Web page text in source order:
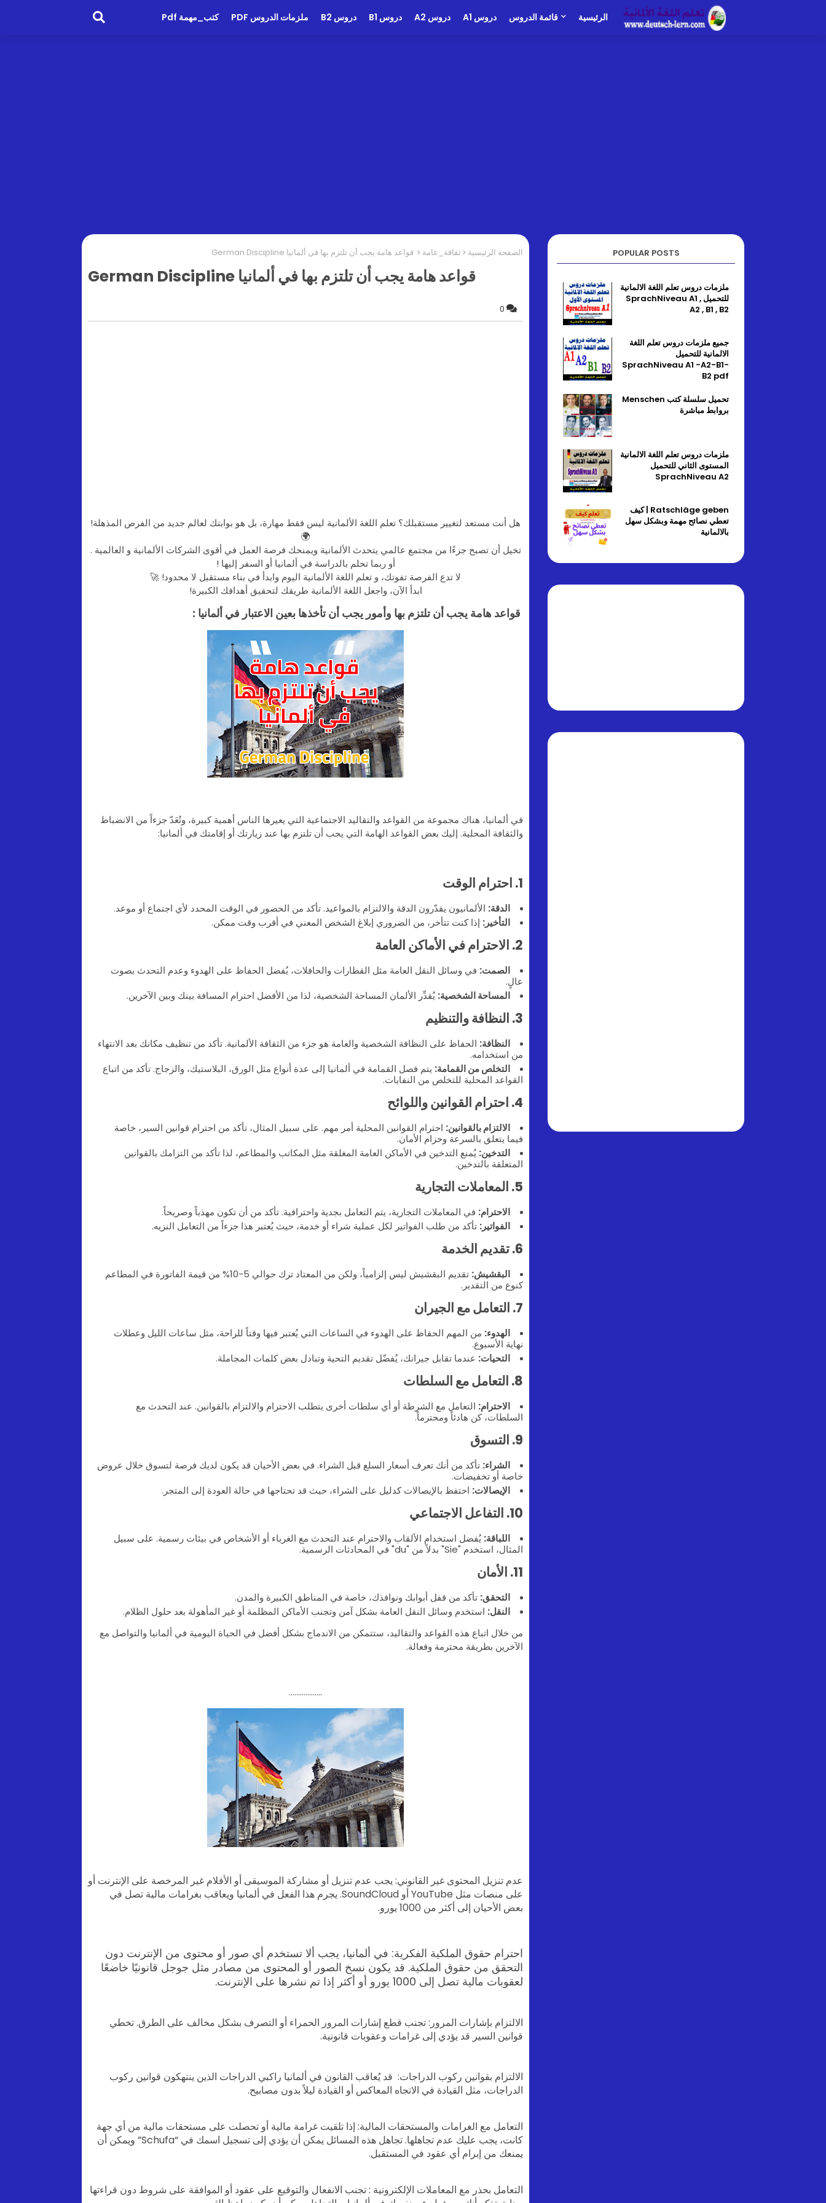
الرئيسية قائمة الدروس دروس A1 دروس A2 دروس B1 دروس B2 ملزمات الدروس PDF كتب_مهمة Pdf
الصفحة الرئيسية ثقافة_عامة قواعد هامة يجب أن تلتزم بها في ألمانيا German Discipline
قواعد هامة يجب أن تلتزم بها في ألمانيا German Discipline
هل أنت مستعد لتغيير مستقبلك؟ تعلم اللغة الألمانية ليس فقط مهارة، بل هو بوابتك لعالم جديد من الفرص المذهلة!
🌍
تخيل أن تصبح جزءًا من مجتمع عالمي يتحدث الألمانية ويمنحك فرصة العمل في أقوى الشركات الألمانية و العالمية .
أو ربما تحلم بالدراسة في ألمانيا أو السفر إليها !
لا تدع الفرصة تفوتك، و تعلم اللغة الألمانية اليوم وابدأ في بناء مستقبل لا محدود! 🚀
ابدأ الآن، واجعل اللغة الألمانية طريقك لتحقيق أهدافك الكبيرة!
قواعد هامة يجب أن تلتزم بها وأمور يجب أن تأخذها بعين الاعتبار في ألمانيا :
في ألمانيا، هناك مجموعة من القواعد والتقاليد الاجتماعية التي يعيرها الناس أهمية كبيرة، وتُعَدّ جزءاً من الانضباط
والثقافة المحلية. إليك بعض القواعد الهامة التي يجب أن تلتزم بها عند زيارتك أو إقامتك في ألمانيا:
1. احترام الوقت
الدقة: الألمانيون يقدّرون الدقة والالتزام بالمواعيد. تأكد من الحضور في الوقت المحدد لأي اجتماع أو موعد.
التأخير: إذا كنت تتأخر، من الضروري إبلاغ الشخص المعني في أقرب وقت ممكن.
2. الاحترام في الأماكن العامة
الصمت: في وسائل النقل العامة مثل القطارات والحافلات، يُفضل الحفاظ على الهدوء وعدم التحدث بصوت
عالٍ.
المساحة الشخصية: يُقدِّر الألمان المساحة الشخصية، لذا من الأفضل احترام المسافة بينك وبين الآخرين.
3. النظافة والتنظيم
النظافة: الحفاظ على النظافة الشخصية والعامة هو جزء من الثقافة الألمانية. تأكد من تنظيف مكانك بعد الانتهاء
من استخدامه.
التخلص من القمامة: يتم فصل القمامة في ألمانيا إلى عدة أنواع مثل الورق، البلاستيك، والزجاج. تأكد من اتباع
القواعد المحلية للتخلص من النفايات.
4. احترام القوانين واللوائح
الالتزام بالقوانين: احترام القوانين المحلية أمر مهم. على سبيل المثال، تأكد من احترام قوانين السير، خاصة
فيما يتعلق بالسرعة وحزام الأمان.
التدخين: يُمنع التدخين في الأماكن العامة المغلقة مثل المكاتب والمطاعم، لذا تأكد من التزامك بالقوانين
المتعلقة بالتدخين.
5. المعاملات التجارية
الاحترام: في المعاملات التجارية، يتم التعامل بجدية واحترافية. تأكد من أن تكون مهذباً وصريحاً.
الفواتير: تأكد من طلب الفواتير لكل عملية شراء أو خدمة، حيث يُعتبر هذا جزءاً من التعامل النزيه.
6. تقديم الخدمة
البقشيش:
تقديم البقشيش ليس إلزامياً، ولكن من المعتاد ترك حوالي 5-10% من قيمة الفاتورة في المطاعم
كنوع من التقدير.
7. التعامل مع الجيران
الهدوء: من المهم الحفاظ على الهدوء في الساعات التي يُعتبر فيها وقتاً للراحة، مثل ساعات الليل وعطلات
نهاية الأسبوع.
التحيات: عندما تقابل جيرانك، يُفضّل تقديم التحية وتبادل بعض كلمات المجاملة.
8. التعامل مع السلطات
الاحترام: التعامل مع الشرطة أو أي سلطات أخرى يتطلب الاحترام والالتزام بالقوانين. عند التحدث مع
السلطات، كن هادئاً ومحترماً.
9. التسوق
الشراء: تأكد من أنك تعرف أسعار السلع قبل الشراء. في بعض الأحيان قد يكون لديك فرصة لتسوق خلال عروض
خاصة أو تخفيضات.
الإيصالات: احتفظ بالإيصالات كدليل على الشراء، حيث قد تحتاجها في حالة العودة إلى المتجر.
10. التفاعل الاجتماعي
اللباقة: يُفضل استخدام الألقاب والاحترام عند التحدث مع الغرباء أو الأشخاص في بيئات رسمية. على سبيل
المثال، استخدم "Sie" بدلاً من "du" في المحادثات الرسمية.
11. الأمان
التحقق: تأكد من قفل أبوابك ونوافذك، خاصة في المناطق الكبيرة والمدن.
النقل: استخدم وسائل النقل العامة بشكل آمن وتجنب الأماكن المظلمة أو غير المأهولة بعد حلول الظلام.
من خلال اتباع هذه القواعد والتقاليد، ستتمكن من الاندماج بشكل أفضل في الحياة اليومية في ألمانيا والتواصل مع
الآخرين بطريقة محترمة وفعالة.
..................
عدم تنزيل المحتوى غير القانوني: يجب عدم تنزيل أو مشاركة الموسيقى أو الأفلام غير المرخصة على الإنترنت أو
على منصات مثل YouTube أو SoundCloud. يجرم هذا الفعل في ألمانيا ويعاقب بغرامات مالية تصل في
بعض الأحيان إلى أكثر من 1000 يورو.
احترام حقوق الملكية الفكرية: في ألمانيا، يجب ألا تستخدم أي صور أو محتوى من الإنترنت دون
التحقق من حقوق الملكية. قد يكون نسخ الصور أو المحتوى من مصادر مثل جوجل قانونيًا خاضعًا
لعقوبات مالية تصل إلى 1000 يورو أو أكثر إذا تم نشرها على الإنترنت.
الالتزام بإشارات المرور: تجنب قطع إشارات المرور الحمراء أو التصرف بشكل مخالف على الطرق. تخطي
قوانين السير قد يؤدي إلى غرامات وعقوبات قانونية.
الالتزام بقوانين ركوب الدراجات: قد يُعاقب القانون في ألمانيا راكبي الدراجات الذين ينتهكون قوانين ركوب
الدراجات، مثل القيادة في الاتجاه المعاكس أو القيادة ليلاً بدون مصابيح.
التعامل مع الغرامات والمستحقات المالية: إذا تلقيت غرامة مالية أو تحصلت على مستحقات مالية من أي جهة
كانت، يجب عليك عدم تجاهلها. تجاهل هذه المسائل يمكن أن يؤدي إلى تسجيل اسمك في “Schufa” ويمكن أن
يمنعك من إبرام أي عقود في المستقبل.
التعامل بحذر مع المعاملات الإلكترونية : تجنب الانفعال والتوقيع على عقود أو الموافقة على شروط دون قراءتها
POPULAR POSTS
ملزمات دروس تعلم اللغة الالمانية
للتحميل SprachNiveau A1 ,
A2 , B1 , B2
جميع ملزمات دروس تعلم اللغة
الالمانية للتحميل
SprachNiveau A1 -A2-B1-
B2 pdf
تحميل سلسلة كتب Menschen
بروابط مباشرة
ملزمات دروس تعلم اللغة الالمانية
المستوى الثاني للتحميل
SprachNiveau A2
Ratschläge geben | كيف
تعطي نصائح مهمة وبشكل سهل
بالالمانية